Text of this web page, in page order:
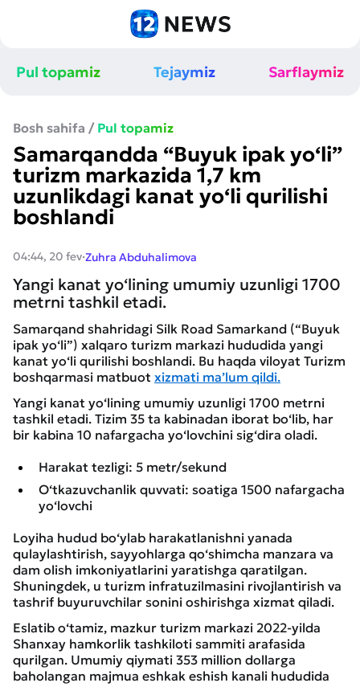
Pul topamiz Tejaymiz Sarflaymiz
Bosh sahifa / Pul topamiz
Samarqandda “Buyuk ipak yo‘li”
turizm markazida 1,7 km
uzunlikdagi kanat yo‘li qurilishi
boshlandi
04:44, 20 fev·Zuhra Abduhalimova
Yangi kanat yo‘lining umumiy uzunligi 1700
metrni tashkil etadi.
Samarqand shahridagi Silk Road Samarkand (“Buyuk
ipak yo‘li”) xalqaro turizm markazi hududida yangi
kanat yo‘li qurilishi boshlandi. Bu haqda viloyat Turizm
boshqarmasi matbuot xizmati ma’lum qildi.
Yangi kanat yo‘lining umumiy uzunligi 1700 metrni
tashkil etadi. Tizim 35 ta kabinadan iborat bo‘lib, har
bir kabina 10 nafargacha yo‘lovchini sig‘dira oladi.
Harakat tezligi: 5 metr/sekund
O‘tkazuvchanlik quvvati: soatiga 1500 nafargacha
yo‘lovchi
Loyiha hudud bo‘ylab harakatlanishni yanada
qulaylashtirish, sayyohlarga qo‘shimcha manzara va
dam olish imkoniyatlarini yaratishga qaratilgan.
Shuningdek, u turizm infratuzilmasini rivojlantirish va
tashrif buyuruvchilar sonini oshirishga xizmat qiladi.
Eslatib o‘tamiz, mazkur turizm markazi 2022-yilda
Shanxay hamkorlik tashkiloti sammiti arafasida
qurilgan. Umumiy qiymati 353 million dollarga
baholangan majmua eshkak eshish kanali hududida